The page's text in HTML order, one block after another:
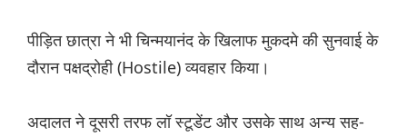
पीड़ित छात्रा ने भी चिन्मयानंद के खिलाफ मुकदमे की सुनवाई के
दौरान पक्षद्रोही (Hostile) व्यवहार किया।
अदालत ने दूसरी तरफ लॉ स्टूडेंट और उसके साथ अन्य सह-